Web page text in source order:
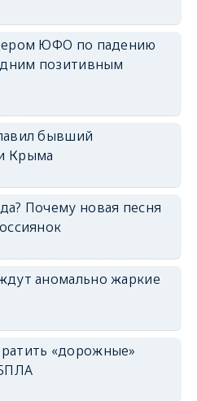
ЮФО по падению
позитивным
бывший
Крыма
Почему новая песня
аномально жаркие
«дорожные»